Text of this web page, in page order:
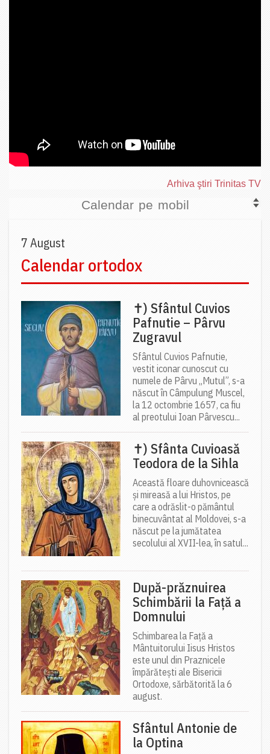
Arhiva ştiri Trinitas TV
Calendar pe mobil
7 August
Calendar ortodox
✝) Sfântul Cuvios
Pafnutie – Pârvu
Zugravul
Sfântul Cuvios Pafnutie,
vestit iconar cunoscut cu
numele de Pârvu „Mutul”, s-a
născut în Câmpulung Muscel,
la 12 octombrie 1657, ca fiu
al preotului Ioan Pârvescu...
✝) Sfânta Cuvioasă
Teodora de la Sihla
Această floare duhovnicească
și mireasă a lui Hristos, pe
care a odrăslit-o pământul
binecuvântat al Moldovei, s-a
născut pe la jumătatea
secolului al XVII-lea, în satul...
După-prăznuirea
Schimbării la Față a
Domnului
Schimbarea la Față a
Mântuitorului Iisus Hristos
este unul din Praznicele
împărătești ale Bisericii
Ortodoxe, sărbătorită la 6
august.
Sfântul Antonie de
la Optina